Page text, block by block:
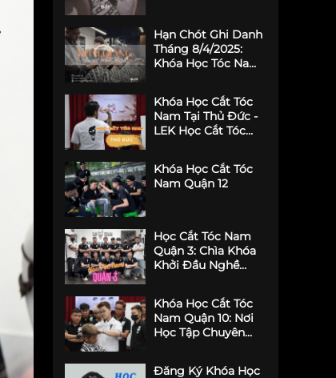
Hạn Chót Ghi Danh
Tháng 8/4/2025:
Khóa Học Tóc Nam
Hình Phong Cách
Khóa Học Cắt Tóc
Nam Tại Thủ Đức -
LEK Học Cắt Tóc
Khóa Học Cắt Tóc
Nam Quận 12
Học Cắt Tóc Nam
Quận 3: Chìa Khóa
Khởi Đầu Nghề
Barber Academy
Khóa Học Cắt Tóc
Nam Quận 10: Nơi
Học Tập Chuyên
Đăng Ký Khóa Học